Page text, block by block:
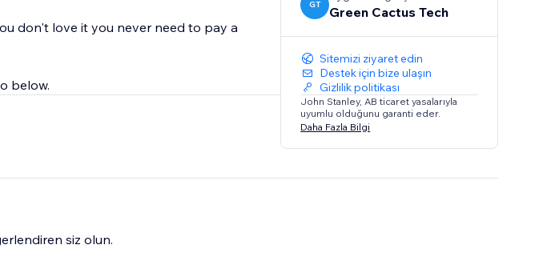
don't love it you never need to pay a
below.
GT Green Cactus Tech
Sitemizi ziyaret edin
Destek için bize ulaşın
Gizlilik politikası
John Stanley, AB ticaret yasalarıyla
uyumlu olduğunu garanti eder.
Daha Fazla Bilgi
siz olun.